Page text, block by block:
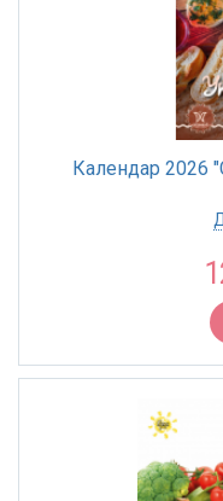
Календар 2026